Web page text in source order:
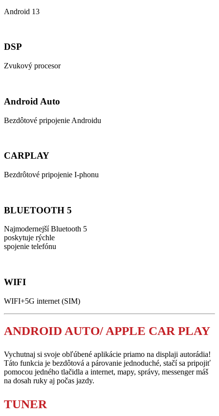
Android 13
DSP
Zvukový procesor
Android Auto
Bezdôtové pripojenie Androidu
CARPLAY
Bezdrôtové pripojenie I-phonu
BLUETOOTH 5
Najmodernejší Bluetooth 5
poskytuje rýchle
spojenie telefónu
WIFI
WIFI+5G internet (SIM)
ANDROID AUTO/ APPLE CAR PLAY
Vychutnaj si svoje obľúbené aplikácie priamo na displaji autorádia!
Táto funkcia je bezdôtová a párovanie jednoduché, stačí sa pripojiť
pomocou jedného tlačidla a internet, mapy, správy, messenger máš
na dosah ruky aj počas jazdy.
TUNER